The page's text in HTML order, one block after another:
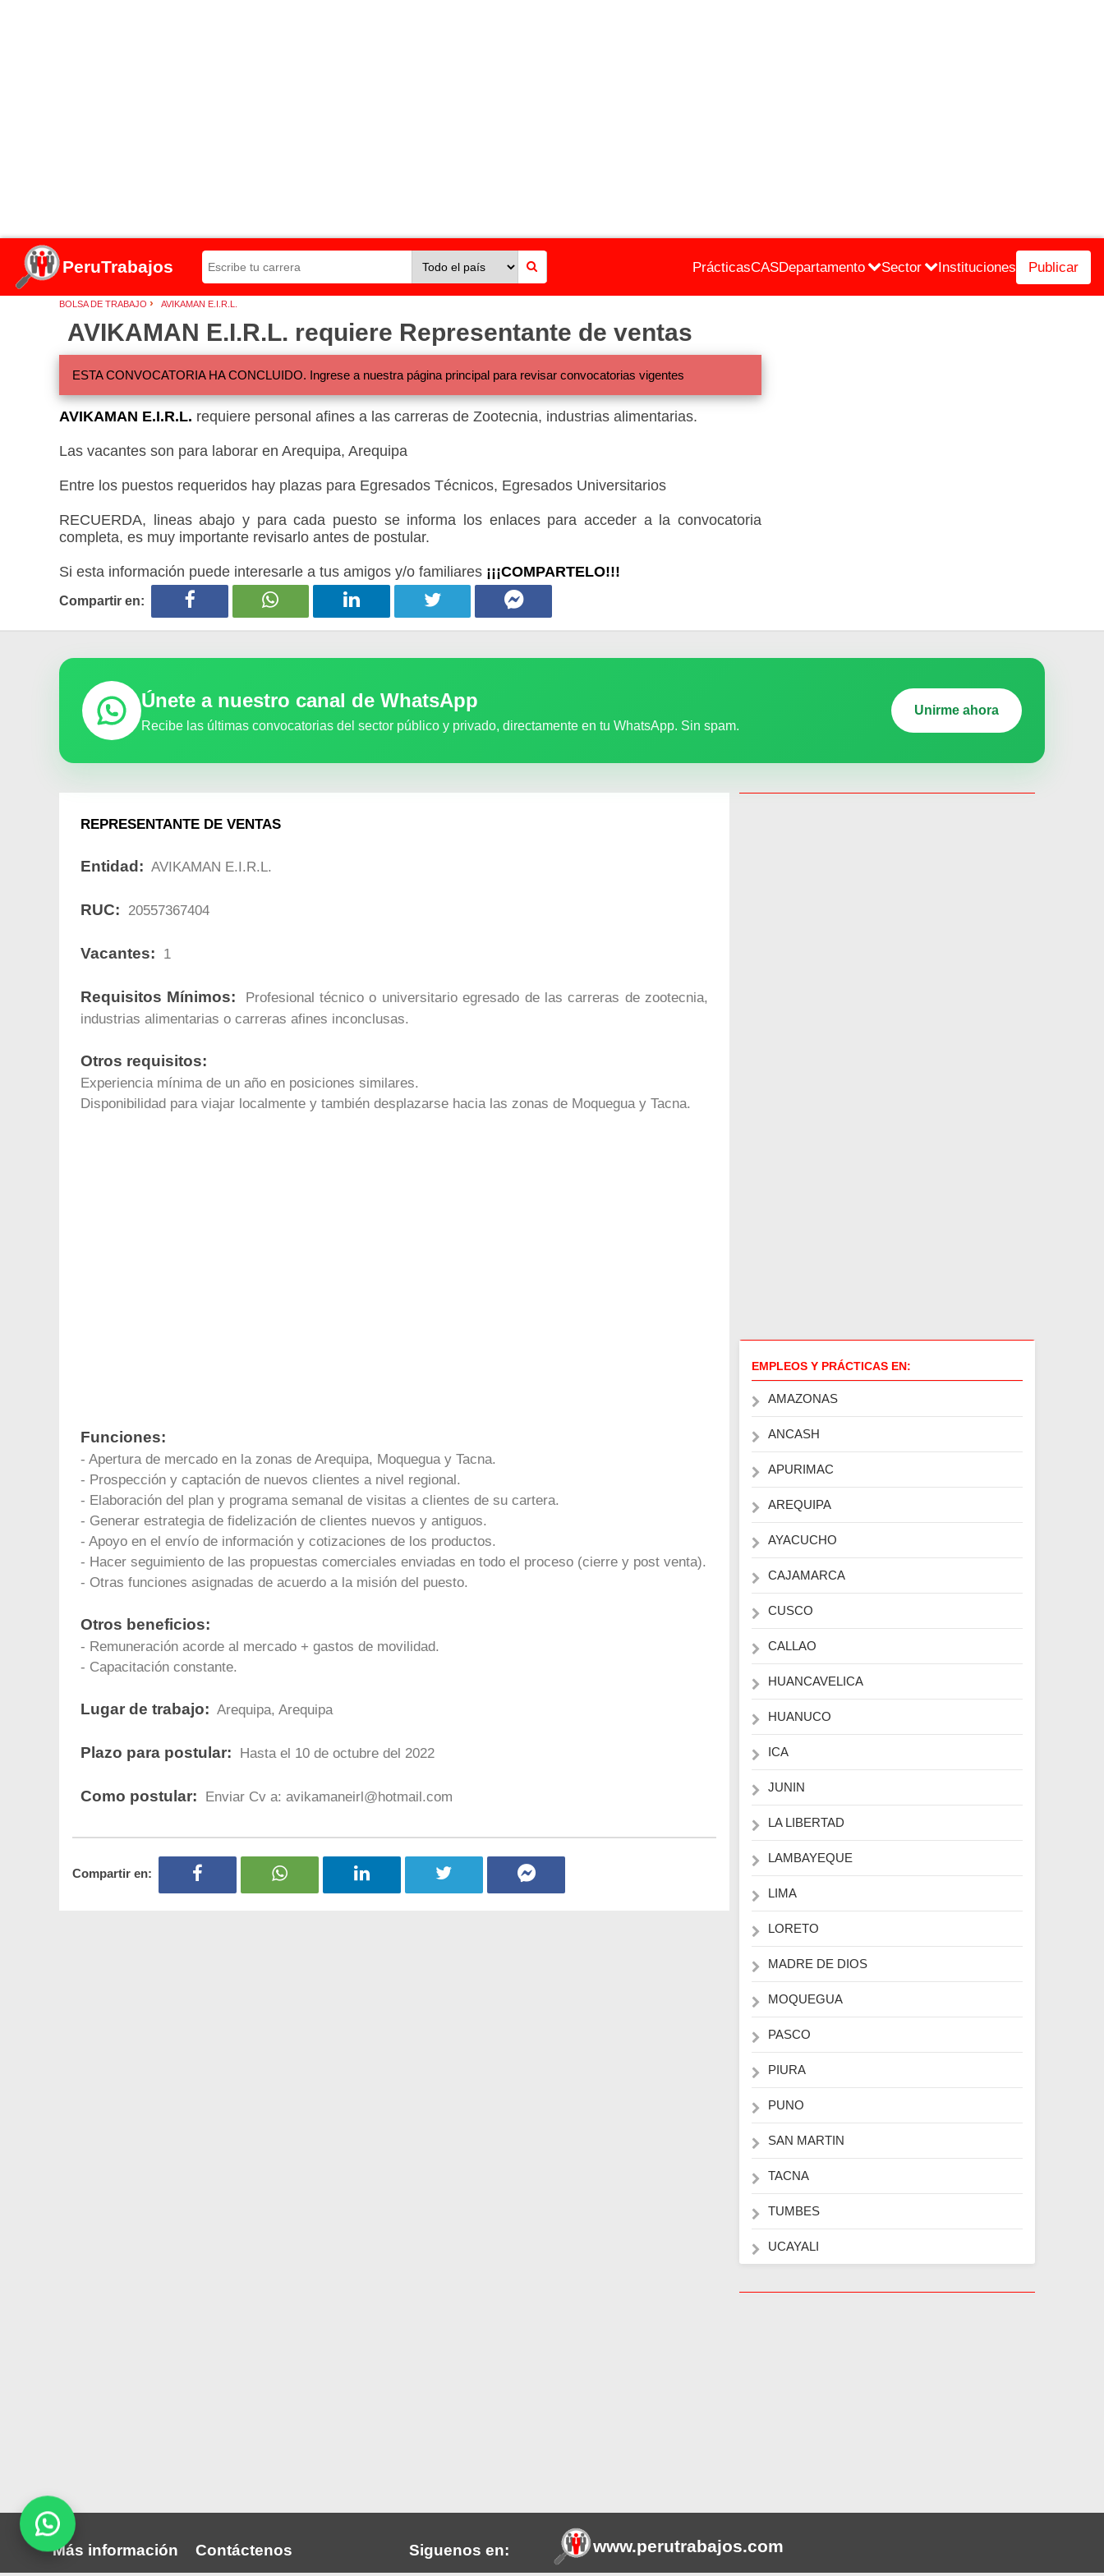
PeruTrabajos PrácticasCASDepartamento Sector Instituciones Publicar
BOLSA DE TRABAJO › AVIKAMAN E.I.R.L.
AVIKAMAN E.I.R.L. requiere Representante de ventas
ESTA CONVOCATORIA HA CONCLUIDO. Ingrese a nuestra página principal para revisar convocatorias vigentes
AVIKAMAN E.I.R.L. requiere personal afines a las carreras de Zootecnia, industrias alimentarias.
Las vacantes son para laborar en Arequipa, Arequipa
Entre los puestos requeridos hay plazas para Egresados Técnicos, Egresados Universitarios
RECUERDA, lineas abajo y para cada puesto se informa los enlaces para acceder a la convocatoria
completa, es muy importante revisarlo antes de postular.
Si esta información puede interesarle a tus amigos y/o familiares ¡¡¡COMPARTELO!!!
Compartir en:
Únete a nuestro canal de WhatsApp
Recibe las últimas convocatorias del sector público y privado, directamente en tu WhatsApp. Sin spam.
Unirme ahora
REPRESENTANTE DE VENTAS
Entidad: AVIKAMAN E.I.R.L.
RUC: 20557367404
Vacantes: 1
Requisitos Mínimos:
Profesional técnico o universitario egresado de las carreras de zootecnia,
industrias alimentarias o carreras afines inconclusas.
Otros requisitos:
Experiencia mínima de un año en posiciones similares.
Disponibilidad para viajar localmente y también desplazarse hacia las zonas de Moquegua y Tacna.
Funciones:
- Apertura de mercado en la zonas de Arequipa, Moquegua y Tacna.
- Prospección y captación de nuevos clientes a nivel regional.
- Elaboración del plan y programa semanal de visitas a clientes de su cartera.
- Generar estrategia de fidelización de clientes nuevos y antiguos.
- Apoyo en el envío de información y cotizaciones de los productos.
- Hacer seguimiento de las propuestas comerciales enviadas en todo el proceso (cierre y post venta).
- Otras funciones asignadas de acuerdo a la misión del puesto.
Otros beneficios:
- Remuneración acorde al mercado + gastos de movilidad.
- Capacitación constante.
Lugar de trabajo: Arequipa, Arequipa
Plazo para postular: Hasta el 10 de octubre del 2022
Como postular: Enviar Cv a: avikamaneirl@hotmail.com
Compartir en:
EMPLEOS Y PRÁCTICAS EN:
AMAZONAS
ANCASH
APURIMAC
AREQUIPA
AYACUCHO
CAJAMARCA
CUSCO
CALLAO
HUANCAVELICA
HUANUCO
ICA
JUNIN
LA LIBERTAD
LAMBAYEQUE
LIMA
LORETO
MADRE DE DIOS
MOQUEGUA
PASCO
PIURA
PUNO
SAN MARTIN
TACNA
TUMBES
UCAYALI
Más información Contáctenos Siguenos en: www.perutrabajos.com